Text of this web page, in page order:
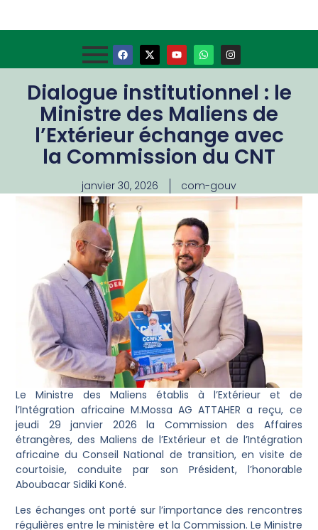
Dialogue institutionnel : le
Ministre des Maliens de
l’Extérieur échange avec
la Commission du CNT
janvier 30, 2026 com-gouv
Le Ministre des Maliens établis à l’Extérieur et de
l’Intégration africaine M.Mossa AG ATTAHER a reçu, ce
jeudi 29 janvier 2026 la Commission des Affaires
étrangères, des Maliens de l’Extérieur et de l’Intégration
africaine du Conseil National de transition, en visite de
courtoisie, conduite par son Président, l’honorable
Aboubacar Sidiki Koné.
Les échanges ont porté sur l’importance des rencontres
régulières entre le ministère et la Commission. Le Ministre